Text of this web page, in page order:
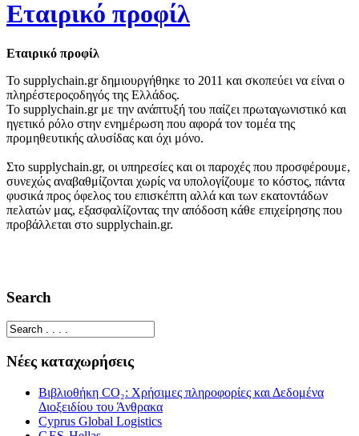
Εταιρικό προφίλ
Εταιρικό προφίλ
To sup​ply​chain​.gr δημιουργήθηκε το 2011 και σκοπεύει να είναι ο
πληρέστεροςοδηγός της Ελλάδος.
Το sup​ply​chain​.gr με την ανάπτυξή του παίζει πρωταγωνιστικό και
ηγετικό ρόλο στην ενημέρωση που αφορά τον τομέα της
προμηθευτικής αλυσίδας και όχι μόνο.
Στο sup​ply​chain​.gr, οι υπηρεσίες και οι παροχές που προσφέρουμε,
συνεχώς αναβαθμίζονται χωρίς να υπολογίζουμε το κόστος, πάντα
φυσικά προς όφελος του επισκέπτη αλλά και των εκατοντάδων
πελατών μας, εξασφαλίζοντας την απόδοση κάθε επιχείρησης που
προβάλλεται στο sup​ply​chain​.gr.
Search
Νέες καταχωρήσεις
Βιβλιοθήκη CO₂: Χρήσιμες πληροφορίες και Δεδομένα
Διοξειδίου του Άνθρακα
Cyprus Global Logis­tics